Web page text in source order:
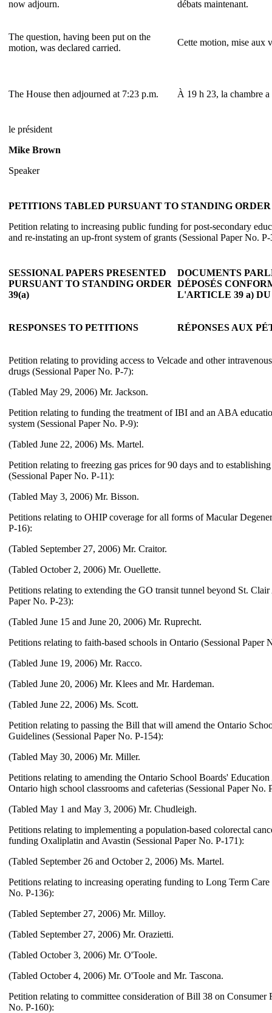
now adjourn. débats maintenant.
The question, having been put on the
motion, was declared carried.
Cette motion, mise aux
The House then adjourned at 7:23 p.m. À 19 h 23, la chambre a
le président
Mike Brown
Speaker
PETITIONS TABLED PURSUANT TO STANDING ORDER
Petition relating to increasing public funding for post-secondary
and re-instating an up-front system of grants (Sessional Paper No.
SESSIONAL PAPERS PRESENTED
PURSUANT TO STANDING ORDER
39(a)
DOCUMENTS
DÉPOSÉS
L'ARTICLE 39 a)
RESPONSES TO PETITIONS RÉPONSES AUX
Petition relating to providing access to Velcade and other
drugs (Sessional Paper No. P-7):
(Tabled May 29, 2006) Mr. Jackson.
Petition relating to funding the treatment of IBI and an ABA
system (Sessional Paper No. P-9):
(Tabled June 22, 2006) Ms. Martel.
Petition relating to freezing gas prices for 90 days and to
(Sessional Paper No. P-11):
(Tabled May 3, 2006) Mr. Bisson.
Petitions relating to OHIP coverage for all forms of Macular
P-16):
(Tabled September 27, 2006) Mr. Craitor.
(Tabled October 2, 2006) Mr. Ouellette.
Petitions relating to extending the GO transit tunnel beyond St. Clair
Paper No. P-23):
(Tabled June 15 and June 20, 2006) Mr. Ruprecht.
Petitions relating to faith-based schools in Ontario (Sessional Paper
(Tabled June 19, 2006) Mr. Racco.
(Tabled June 20, 2006) Mr. Klees and Mr. Hardeman.
(Tabled June 22, 2006) Ms. Scott.
Petition relating to passing the Bill that will amend the Ontario
Guidelines (Sessional Paper No. P-154):
(Tabled May 30, 2006) Mr. Miller.
Petitions relating to amending the Ontario School Boards'
Ontario high school classrooms and cafeterias (Sessional Paper No.
(Tabled May 1 and May 3, 2006) Mr. Chudleigh.
Petitions relating to implementing a population-based colorectal
funding Oxaliplatin and Avastin (Sessional Paper No. P-171):
(Tabled September 26 and October 2, 2006) Ms. Martel.
Petitions relating to increasing operating funding to Long Term Care
No. P-136):
(Tabled September 27, 2006) Mr. Milloy.
(Tabled September 27, 2006) Mr. Orazietti.
(Tabled October 3, 2006) Mr. O'Toole.
(Tabled October 4, 2006) Mr. O'Toole and Mr. Tascona.
Petition relating to committee consideration of Bill 38 on Consumer
No. P-160):